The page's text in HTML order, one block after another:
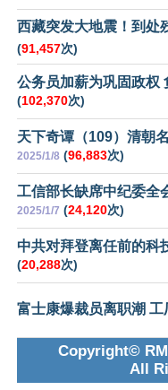
西藏突发大地震！到处
(91,457次)
公务员加薪为巩固政权
(102,370次)
天下奇谭（109）清朝
2025/1/8 (96,883次)
工信部长缺席中纪委全
2025/1/7 (24,120次)
中共对拜登离任前的科
(20,288次)
富士康爆裁员离职潮 工
Copyright©
All